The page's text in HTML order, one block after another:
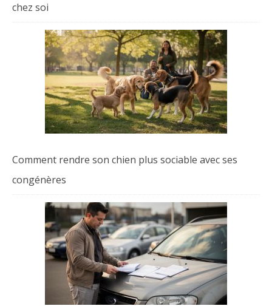
chez soi
Comment rendre son chien plus sociable avec ses
congénères